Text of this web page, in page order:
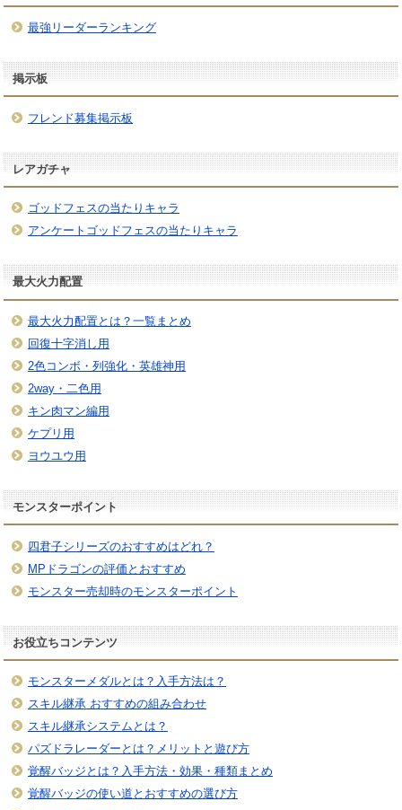
最強リーダーランキング
掲示板
フレンド募集掲示板
レアガチャ
ゴッドフェスの当たりキャラ
アンケートゴッドフェスの当たりキャラ
最大火力配置
最大火力配置とは？一覧まとめ
回復十字消し用
2色コンボ・列強化・英雄神用
2way・二色用
キン肉マン編用
ケプリ用
ヨウユウ用
モンスターポイント
四君子シリーズのおすすめはどれ？
MPドラゴンの評価とおすすめ
モンスター売却時のモンスターポイント
お役立ちコンテンツ
モンスターメダルとは？入手方法は？
スキル継承 おすすめの組み合わせ
スキル継承システムとは？
パズドラレーダーとは？メリットと遊び方
覚醒バッジとは？入手方法・効果・種類まとめ
覚醒バッジの使い道とおすすめの選び方